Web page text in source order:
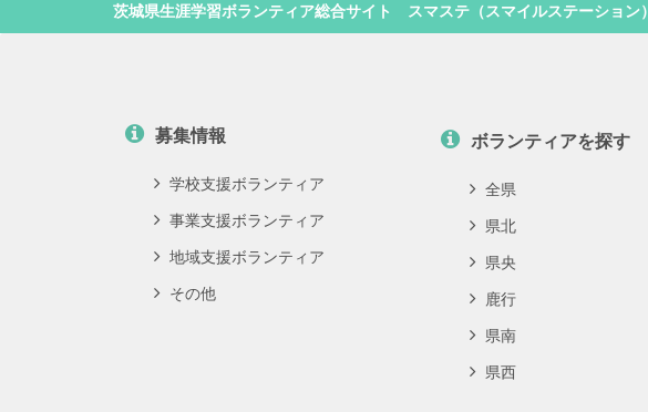
茨城県生涯学習ボランティア総合サイト スマステ（スマイルステーション）
募集情報
学校支援ボランティア
事業支援ボランティア
地域支援ボランティア
その他
ボランティアを探す
全県
県北
県央
鹿行
県南
県西